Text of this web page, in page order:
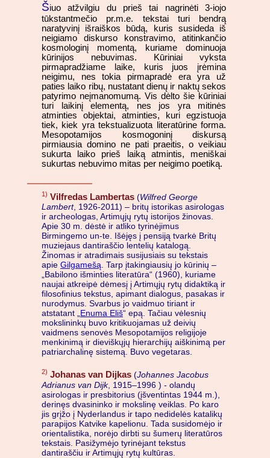
Šiuo atžvilgiu du prieš tai nagrinėti 3-iojo
tūkstantmečio pr.m.e. tekstai turi bendrą
naratyvinį išraiškos būdą, kuris susideda iš
neigiamo diskurso konstravimo, atitinkančio
kosmologinį momentą, kuriame dominuoja
kūrinijos nebuvimas. Kūriniai vyksta
pirmapradžiame laike, kuris juos įrėmina
neigimu, nes tokia pirmapradė era yra už
paties laiko ribų, nustatant dienų ir naktų sekos
patyrimo neįmanomumą. Vis dėlto šie kūriniai
turi laikinį elementą, nes jos yra mitinės
atminties objektai, atminties, kuri egzistuoja
tiek, kiek yra tekstualizuota literatūrine forma.
Mesopotamijos kosmogoninį diskursą
pirmiausia domino ne pati praeitis, o veikiau
sukurta laiko prieš laiką atmintis, meniškai
sukurtas nebuvimo mitas per neigimo poetiką.
1) Vilfredas Lambertas (Wilfred George
Lambert, 1926-2011) – britų istorikas asirologas
ir archeologas, Artimųjų rytų istorijos žinovas.
Apie 30 m. dėstė ir atliko tyrinėjimus
Birmingemo un-te. Išėjęs į pensiją tvarkė Britų
muziejaus dantiraščio lentelių katalogą.
Žinomas ir atradimais susijusiais su tekstais
apie Gilgamešą. Tarp įtakingiausių jo kūrinių –
„Babilono išminties literatūra“ (1960), kuriame
naujai atkreipė dėmesį į Artimųjų rytų didaktiką ir
filosofinius tekstus, apimant dialogus, pasakas ir
nurodymus. Svarbus jo vaidmuo tiriant ir
atstatant „Enuma Eliš“ epą. Tačiau vėlesnių
mokslininkų buvo kritikuojamas už deivių
vaidmens senovės Mesopotamijos religijoje
menkinimą ir dieviškųjų hierarchijų aiškinimą per
patriarchalinę sistemą. Buvo vegetaras.
2) Johanas van Dijkas (Johannes Jacobus
Adrianus van Dijk, 1915–1996 ) - olandų
asirologas ir presbitorius (įšventintas 1944 m.),
derinęs dvasininko ir mokslinę veiklas. Po karo
jis grįžo į Nyderlandus ir tapo nedidelės katalikų
parapijos Katvike kapelionu. Tada susidomėjo ir
orientalistika, norėjo dirbti su šumerų literatūros
tekstais. Pasižymėjo tyrinėjant tekstus
dantiraščiu ir Artimųjų rytų kultūras.